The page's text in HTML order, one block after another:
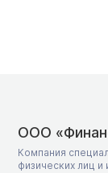
ООО
Компания
физических лиц